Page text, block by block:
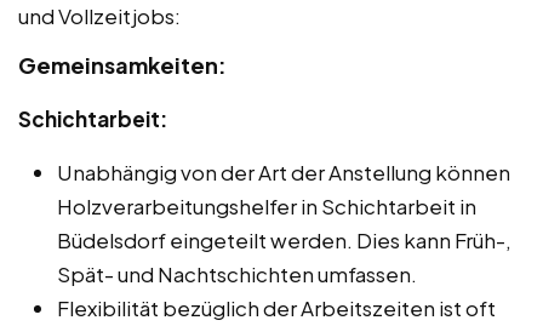
und Vollzeitjobs:
Gemeinsamkeiten:
Schichtarbeit:
Unabhängig von der Art der Anstellung können
Holzverarbeitungshelfer in Schichtarbeit in
Büdelsdorf eingeteilt werden. Dies kann Früh-,
Spät- und Nachtschichten umfassen.
Flexibilität bezüglich der Arbeitszeiten ist oft